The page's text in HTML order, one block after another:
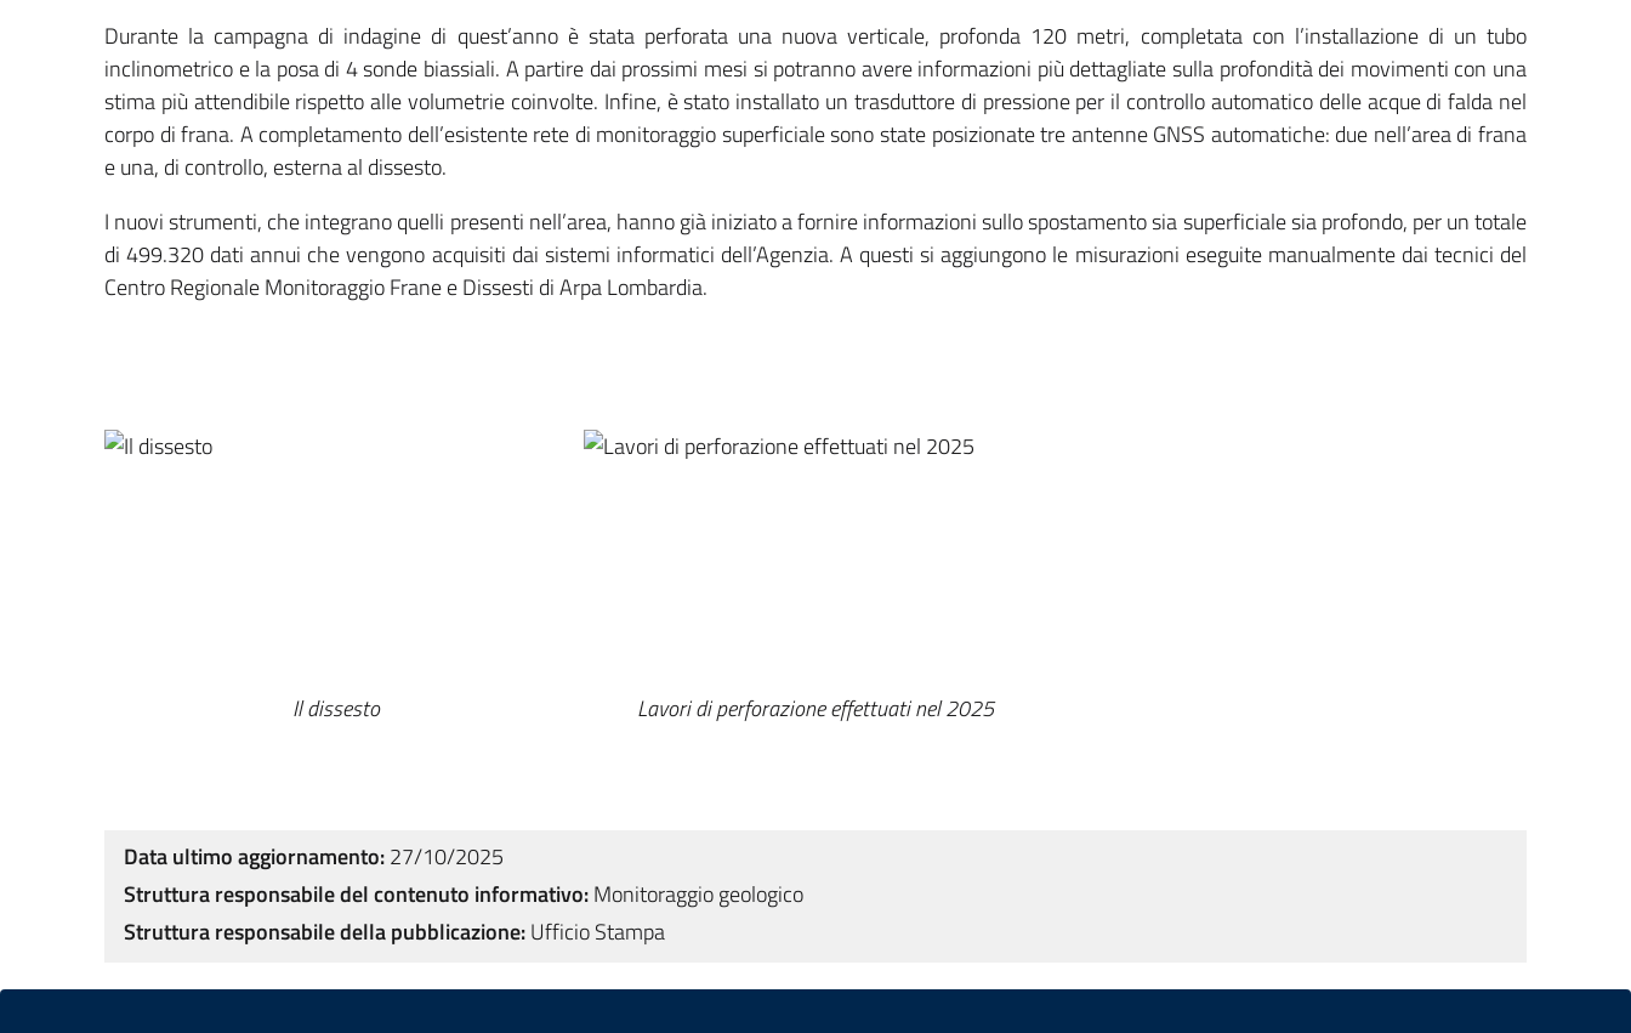
Durante la campagna di indagine di quest’anno è stata perforata una nuova verticale, profonda 120 metri, completata con l’installazione di un tubo
inclinometrico e la posa di 4 sonde biassiali. A partire dai prossimi mesi si potranno avere informazioni più dettagliate sulla profondità dei movimenti con una
stima più attendibile rispetto alle volumetrie coinvolte. Infine, è stato installato un trasduttore di pressione per il controllo automatico delle acque di falda nel
corpo di frana. A completamento dell’esistente rete di monitoraggio superficiale sono state posizionate tre antenne GNSS automatiche: due nell’area di frana
e una, di controllo, esterna al dissesto.
I nuovi strumenti, che integrano quelli presenti nell’area, hanno già iniziato a fornire informazioni sullo spostamento sia superficiale sia profondo, per un totale
di 499.320 dati annui che vengono acquisiti dai sistemi informatici dell’Agenzia. A questi si aggiungono le misurazioni eseguite manualmente dai tecnici del
Centro Regionale Monitoraggio Frane e Dissesti di Arpa Lombardia.
Il dissesto Lavori di perforazione effettuati nel 2025
Data ultimo aggiornamento:27/10/2025
Struttura responsabile del contenuto informativo:Monitoraggio geologico
Struttura responsabile della pubblicazione:Ufficio Stampa